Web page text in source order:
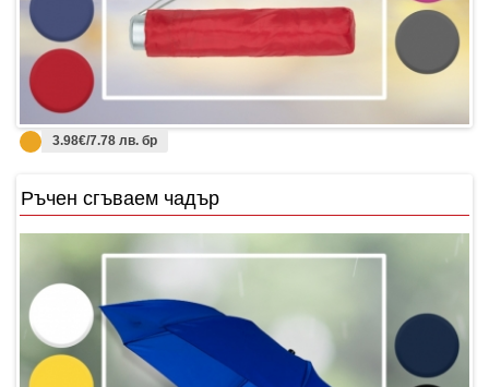
3.98€/7.78 лв. бр
Ръчен сгъваем чадър